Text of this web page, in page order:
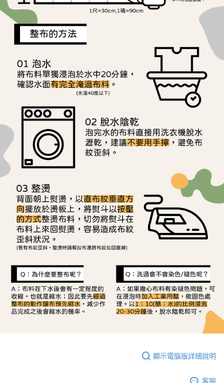
【注意事項】
１．透過由恩沛科技股份有限公司提供之「AFTEE先享後付」服務完成之交
易，需依本服務之必要範圍內提供個人資料，並將交易相關給付款項請求債
權轉讓予恩沛科技股份有限公司。
https://aftee.tw/terms/#terms3
３．未成年的使用者請事先徵得法定代理人或監護人之同意方可使用
「AFTEE先享後付」，若未經同意申辦者引起之損失，本公司不負相關責
任。
４．使用「AFTEE先享後付」時，將依據個別帳號之用戶狀況，依本公司即
時審查核予不同之上限額度；若仍有額度不足之情形，本公司將視審查結果
請求用戶進行身份認證。
５．嚴禁一人註冊多個帳號或使用他人資訊註冊。若發現惡意使用之情形，
恩沛科技股份有限公司將有權停止該用戶之使用額度並採取法律行動。
顯示電腦版詳細說明
客服